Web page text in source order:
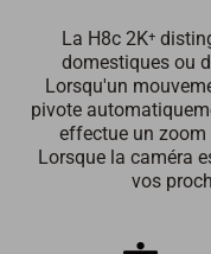
La H8c 2K⁺
domestiques ou
Lorsqu'un
pivote
effectue un zoom
Lorsque la caméra
vos